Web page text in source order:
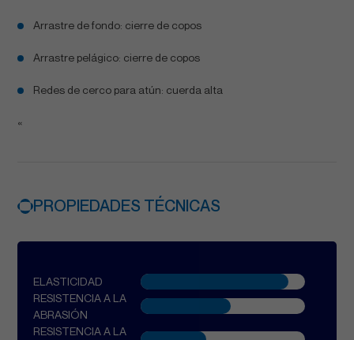
Arrastre de fondo: cierre de copos
Arrastre pelágico: cierre de copos
Redes de cerco para atún: cuerda alta
«
PROPIEDADES TÉCNICAS
ELASTICIDAD
RESISTENCIA A LA
ABRASIÓN
RESISTENCIA A LA